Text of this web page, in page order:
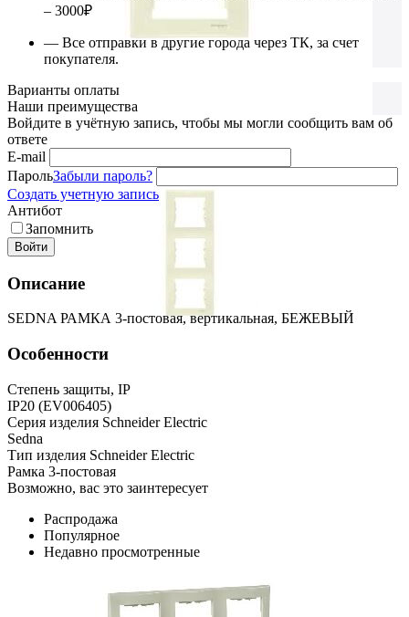
– 3000₽
— Все отправки в другие города через ТК, за счет
покупателя.
Варианты оплаты
Наши преимущества
Войдите в учётную запись, чтобы мы могли сообщить вам об
ответе
E-mail
ПарольЗабыли пароль?
Создать учетную запись
Антибот
Запомнить
Войти
Описание
SEDNA РАМКА 3-постовая, вертикальная, БЕЖЕВЫЙ
Особенности
Степень защиты, IP
IP20 (EV006405)
Серия изделия Schneider Electric
Sedna
Тип изделия Schneider Electric
Рамка 3-постовая
Возможно, вас это заинтересует
Распродажа
Популярное
Недавно просмотренные